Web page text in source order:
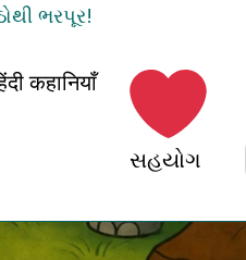
ભરપૂર!
कहानियाँ
સહયોગ